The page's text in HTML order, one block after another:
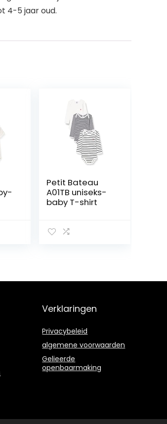
4-5 jaar oud.
Petit Bateau
A01TB uniseks-
baby T-shirt
Verklaringen
Privacybeleid
algemene voorwaarden
Gelieerde
openbaarmaking